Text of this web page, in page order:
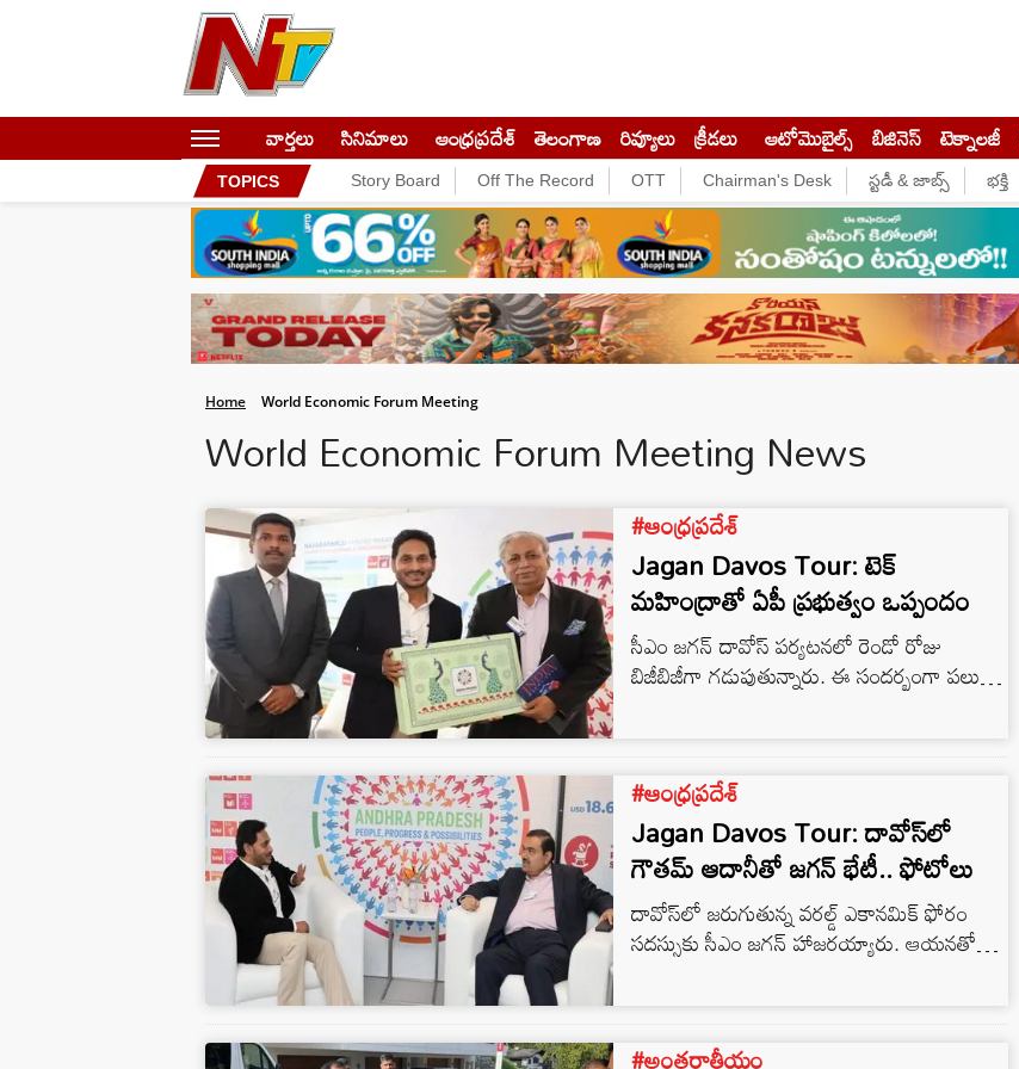
వార్తలు సినిమాలు ఆంధ్రప్రదేశ్ తెలంగాణ రివ్యూలు క్రీడలు ఆటోమొబైల్స్ బిజినెస్‌ టెక్నాలజీ
TOPICS Story Board Off The Record OTT Chairman's Desk స్టడీ & జాబ్స్ భక్తి
Home World Economic Forum Meeting
World Economic Forum Meeting News
#ఆంధ్రప్రదేశ్
Jagan Davos Tour: టెక్
మహింద్రాతో ఏపీ ప్రభుత్వం ఒప్పందం
సీఎం జగన్ దావోస్ పర్యటనలో రెండో రోజు
బిజీబిజీగా గడుపుతున్నారు. ఈ సందర్భంగా పలు
ప్రముఖ పారిశ్రామిక సంస్థల ప్రతినిధులతో సీఎం
ఒప్పందం కుదుర్చుకున్నారు. రాష్ట్రంలో పెట్టబడులు
పెట్టాలని జగన్ రిక్వెస్ట్ చేయగా.. గుర్నాని
సానుకూలంగా స్పందించారు. టెక్ మహీంద్రా సీఈఓ
సీపీ గుర్నానీ బైట్.#APatWEF22
#AndhraPradesh
#CMYSJaganInDavos
#ఆంధ్రప్రదేశ్
Jagan Davos Tour: దావోస్‌లో
గౌతమ్ ఆదానీతో జగన్ భేటీ.. ఫోటోలు
దావోస్‌లో జరుగుతున్న వరల్డ్ ఎకానమిక్ ఫోరం
సదస్సుకు సీఎం జగన్ హాజరయ్యారు. ఆయనతో
#అంతర్జాతీయం